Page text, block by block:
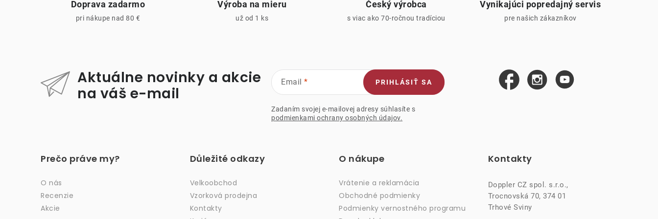
k
p
Doprava zadarmo
pri nákupe nad 80 €
Výroba na mieru
už od 1 ks
Český výrobca
s viac ako 70-ročnou tradíciou
Vynikajúci popredajný servis
pre našich zákazníkov
Aktuálne novinky a akcie
na váš e-mail
Email
Zadaním svojej e-mailovej adresy súhlasíte s
podmienkami ochrany osobných údajov.
PRIHLÁSIŤ SA
Prečo práve my?
O nás
Recenzie
Akcie
Důležité odkazy
Velkoobchod
Vzorková prodejna
Kontakty
O nákupe
Vrátenie a reklamácia
Obchodné podmienky
Podmienky vernostného programu
Kontakty
Doppler CZ spol. s.r.o.,
Trocnovská 70, 374 01
Trhové Sviny